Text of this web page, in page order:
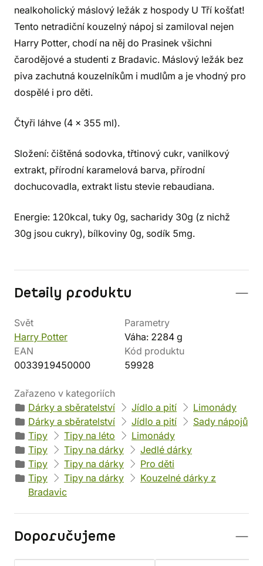
nealkoholický máslový ležák z hospody U Tří košťat!
Tento netradiční kouzelný nápoj si zamiloval nejen
Harry Potter, chodí na něj do Prasinek všichni
čarodějové a studenti z Bradavic. Máslový ležák bez
piva zachutná kouzelníkům i mudlům a je vhodný pro
dospělé i pro děti.
Čtyři láhve (4 x 355 ml).
Složení: čištěná sodovka, třtinový cukr, vanilkový
extrakt, přírodní karamelová barva, přírodní
dochucovadla, extrakt listu stevie rebaudiana.
Energie: 120kcal, tuky 0g, sacharidy 30g (z nichž
30g jsou cukry), bílkoviny 0g, sodík 5mg.
Detaily produktu
Svět
Harry Potter
Parametry
Váha: 2284 g
EAN
0033919450000
Kód produktu
59928
Zařazeno v kategoriích
Dárky a sběratelství
Jídlo a pití
Limonády
Dárky a sběratelství
Jídlo a pití
Sady nápojů
Tipy
Tipy na léto
Limonády
Tipy
Tipy na dárky
Jedlé dárky
Tipy
Tipy na dárky
Pro děti
Tipy
Tipy na dárky
Kouzelné dárky z
Bradavic
Doporučujeme